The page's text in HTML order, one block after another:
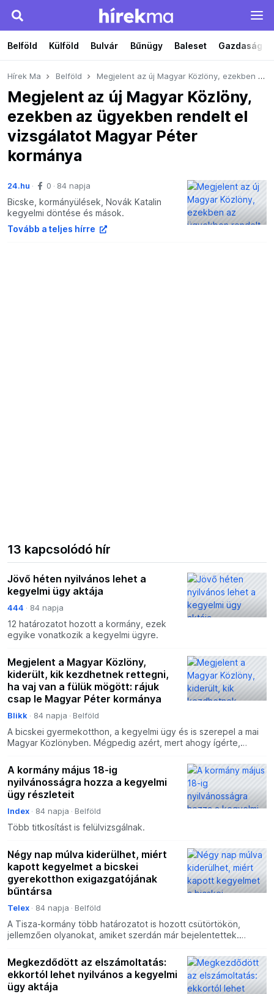
Belföld Külföld Bulvár Bűnügy Baleset Gazdaság
Hírek Ma Belföld Megjelent az új Magyar Közlöny, ezekben az ügyekben rendelt el vizsgálatot Magyar Péter kormánya
Megjelent az új Magyar Közlöny,
ezekben az ügyekben rendelt el
vizsgálatot Magyar Péter
kormánya
24.hu 0 84 napja
Bicske, kormányülések, Novák Katalin
kegyelmi döntése és mások.
Tovább a teljes hírre
13 kapcsolódó hír
Jövő héten nyilvános lehet a
kegyelmi ügy aktája
444 84 napja
12 határozatot hozott a kormány, ezek
egyike vonatkozik a kegyelmi ügyre.
Megjelent a Magyar Közlöny,
kiderült, kik kezdhetnek rettegni,
ha vaj van a fülük mögött: rájuk
csap le Magyar Péter kormánya
Blikk 84 napja Belföld
A bicskei gyermekotthon, a kegyelmi ügy és is szerepel a mai
Magyar Közlönyben. Mégpedig azért, mert ahogy ígérte,
A kormány május 18-ig
nyilvánosságra hozza a kegyelmi
ügy részleteit
Index 84 napja Belföld
Több titkosítást is felülvizsgálnak.
Négy nap múlva kiderülhet, miért
kapott kegyelmet a bicskei
gyerekotthon exigazgatójának
bűntársa
Telex 84 napja Belföld
A Tisza-kormány több határozatot is hozott csütörtökön,
jellemzően olyanokat, amiket szerdán már bejelentettek.
Megkezdődött az elszámoltatás:
ekkortól lehet nyilvános a kegyelmi
ügy aktája